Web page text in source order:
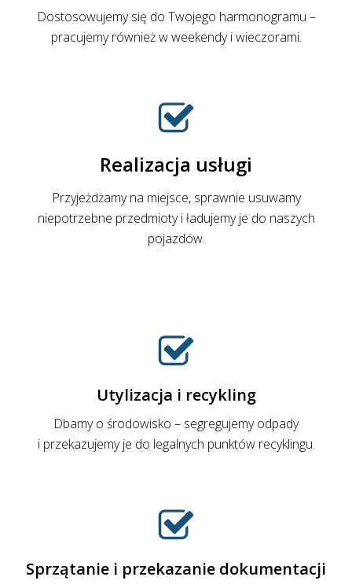
Dostosowujemy się do Twojego harmonogramu –
pracujemy również w weekendy i wieczorami.
Realizacja usługi
Przyjeżdżamy na miejsce, sprawnie usuwamy
niepotrzebne przedmioty i ładujemy je do naszych
pojazdów.
Utylizacja i recykling
Dbamy o środowisko – segregujemy odpady
i przekazujemy je do legalnych punktów recyklingu.
Sprzątanie i przekazanie dokumentacji